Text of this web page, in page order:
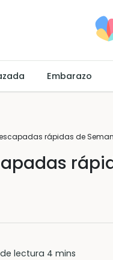
Embarazo
rápidas de
lectura 4 mins